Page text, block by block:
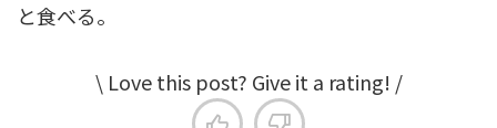
と食べる。
\ Love this post? Give it a rating! /